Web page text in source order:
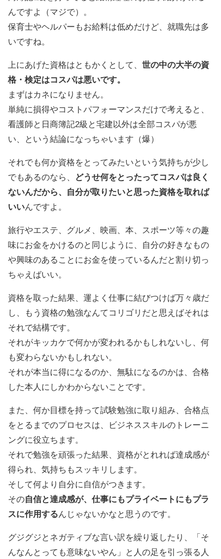
んですよ（マジで）。
保育士やヘルパーもお給料は低めだけど、就職先は多
いですね。
上にあげた資格はともかくとして、 世の中の大半の資
格・検定はコスパは悪いです。
まずはカネになりません。
単純に損得やコストパフォーマンスだけで考えると、
看護師と日商簿記2級と宅建以外は全部コスパが悪
い、という結論になっちゃいます（爆）
それでも何か資格をとってみたいという気持ちが少し
でもあるのなら、
どうせ何をとったってコスパは良く
ないんだから、自分が取りたいと思った資格を取れば
いいんですよ。
旅行やエステ、グルメ、映画、本、スポーツ等々の趣
味にお金をかけるのと同じように、自分の好きなもの
や興味のあることにお金を使っているんだと割り切っ
ちゃえばいい。
資格を取った結果、運よく仕事に結びつけば万々歳だ
し、もう資格の勉強なんてコリゴリだと思えばそれは
それで結構です。
それがキッカケで何かが変われるかもしれないし、何
も変わらないかもしれない。
それが本当に得になるのか、無駄になるのかは、合格
した本人にしかわからないことです。
また、何か目標を持って試験勉強に取り組み、合格点
をとるまでのプロセスは、ビジネススキルのトレーニ
ングに役立ちます。
それで勉強を頑張った結果、資格がとれれば達成感が
得られ、気持ちもスッキリします。
そして何より自分に自信がつきます。
その自信と達成感が、仕事にもプライベートにもプラ
スに作用するんじゃないかなと思うのです。
グジグジとネガティブな言い訳を繰り返したり、「そ
んなんとっても意味ないやん」と人の足を引っ張る人